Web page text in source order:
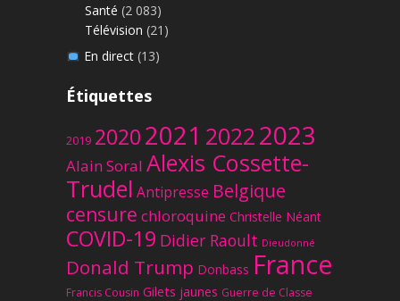
Santé (2 083)
Télévision (21)
En direct(13)
Étiquettes
2019 20202021 20222023
Alain Soral Alexis Cossette-
Trudel Antipresse Belgique
censure chloroquine Christelle Néant
COVID-19 Didier Raoult Dieudonné
Donald Trump Donbass France
Francis Cousin Gilets jaunes Guerre de Classe